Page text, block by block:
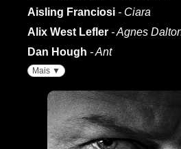
Aisling Franciosi - Ciara
Alix West Lefler - Agnes
Dan Hough - Ant
Mais ▼